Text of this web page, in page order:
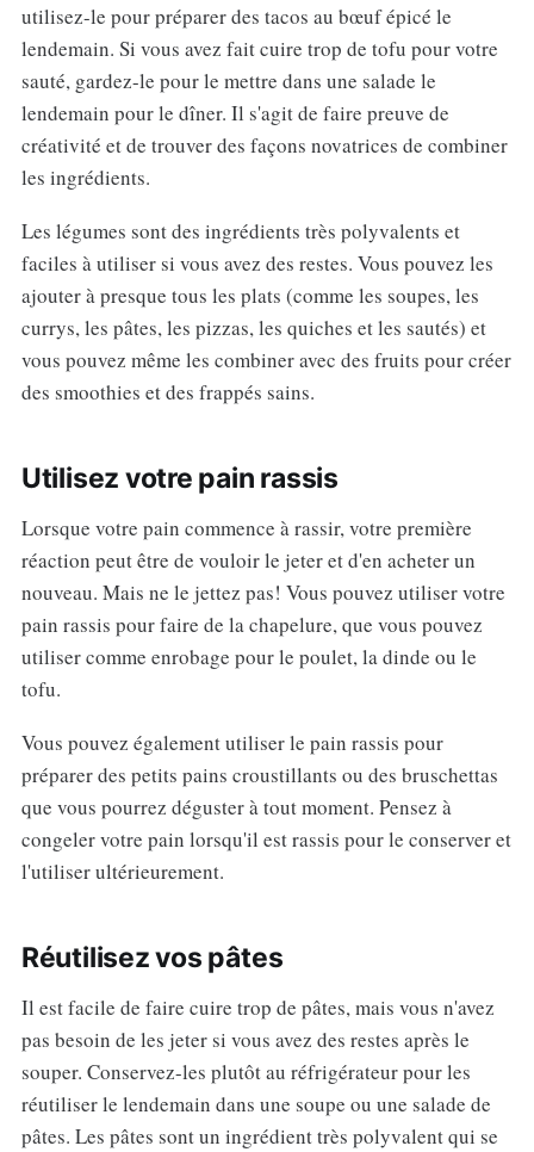
utilisez-le pour préparer des tacos au bœuf épicé le
lendemain. Si vous avez fait cuire trop de tofu pour votre
sauté, gardez-le pour le mettre dans une salade le
lendemain pour le dîner. Il s'agit de faire preuve de
créativité et de trouver des façons novatrices de combiner
les ingrédients.
Les légumes sont des ingrédients très polyvalents et
faciles à utiliser si vous avez des restes. Vous pouvez les
ajouter à presque tous les plats (comme les soupes, les
currys, les pâtes, les pizzas, les quiches et les sautés) et
vous pouvez même les combiner avec des fruits pour créer
des smoothies et des frappés sains.
Utilisez votre pain rassis
Lorsque votre pain commence à rassir, votre première
réaction peut être de vouloir le jeter et d'en acheter un
nouveau. Mais ne le jettez pas! Vous pouvez utiliser votre
pain rassis pour faire de la chapelure, que vous pouvez
utiliser comme enrobage pour le poulet, la dinde ou le
tofu.
Vous pouvez également utiliser le pain rassis pour
préparer des petits pains croustillants ou des bruschettas
que vous pourrez déguster à tout moment. Pensez à
congeler votre pain lorsqu'il est rassis pour le conserver et
l'utiliser ultérieurement.
Réutilisez vos pâtes
Il est facile de faire cuire trop de pâtes, mais vous n'avez
pas besoin de les jeter si vous avez des restes après le
souper. Conservez-les plutôt au réfrigérateur pour les
réutiliser le lendemain dans une soupe ou une salade de
pâtes. Les pâtes sont un ingrédient très polyvalent qui se